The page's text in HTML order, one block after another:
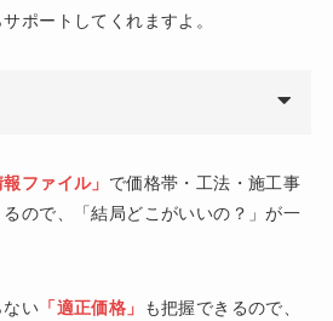
ポートしてくれますよ。
報ファイル」 で価格帯・工法・施工事
ので、「結局どこがいいの？」が一
ない 「適正価格」
も把握できるので、